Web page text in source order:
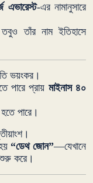
এভারেস্ট-এর নামানুসারে
তাঁর নাম ইতিহাসে
ভয়ংকর।
পারে প্রায় মাইনাস ৪০
পারে।
“ডেথ জোন”—যেখানে
শুরু করে।